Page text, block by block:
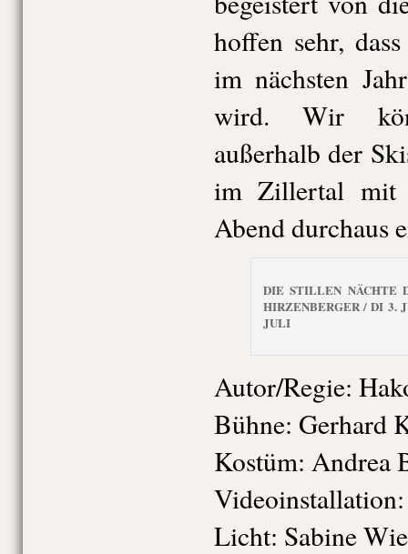
hoffen sehr,
im nächsten
wird. Wir
außerhalb der
im Zillertal mit
Abend durchaus
DIE STILLEN NÄCHTE
HIRZENBERGER / DI 3.
JULI
Autor/Regie:
Bühne: Gerhard
Kostüm: Andrea
Licht: Sabine